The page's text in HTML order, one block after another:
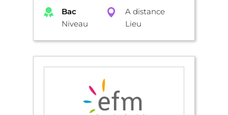
Bac
Niveau
A distance
Lieu